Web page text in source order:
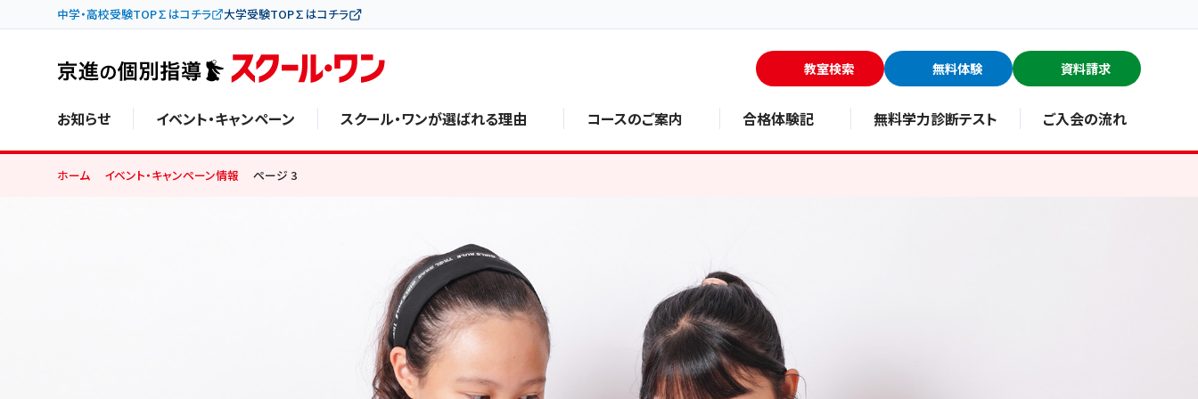
中学・高校受験TOP∑はコチラ 大学受験TOP∑はコチラ
教室検索 無料体験 資料請求
お知らせ イベント・キャンペーン スクール・ワンが選ばれる理由 コースのご案内 合格体験記 無料学力診断テスト ご入会の流れ
ホーム イベント・キャンペーン情報 ページ 3